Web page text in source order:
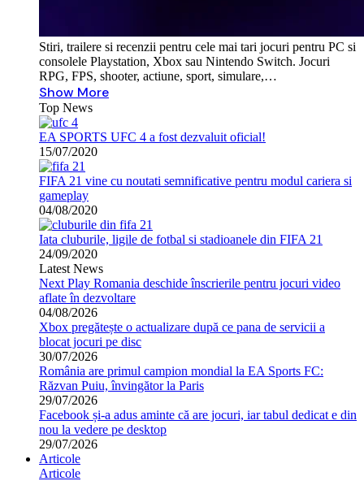
Stiri, trailere si recenzii pentru cele mai tari jocuri pentru PC si
consolele Playstation, Xbox sau Nintendo Switch. Jocuri
RPG, FPS, shooter, actiune, sport, simulare,…
Show More
Top News
EA SPORTS UFC 4 a fost dezvaluit oficial!
15/07/2020
FIFA 21 vine cu noutati semnificative pentru modul cariera si
gameplay
04/08/2020
Iata cluburile, ligile de fotbal si stadioanele din FIFA 21
24/09/2020
Latest News
Next Play Romania deschide înscrierile pentru jocuri video
aflate în dezvoltare
04/08/2026
Xbox pregătește o actualizare după ce pana de servicii a
blocat jocuri pe disc
30/07/2026
România are primul campion mondial la EA Sports FC:
Răzvan Puiu, învingător la Paris
29/07/2026
Facebook și-a adus aminte că are jocuri, iar tabul dedicat e din
nou la vedere pe desktop
29/07/2026
Articole
Articole